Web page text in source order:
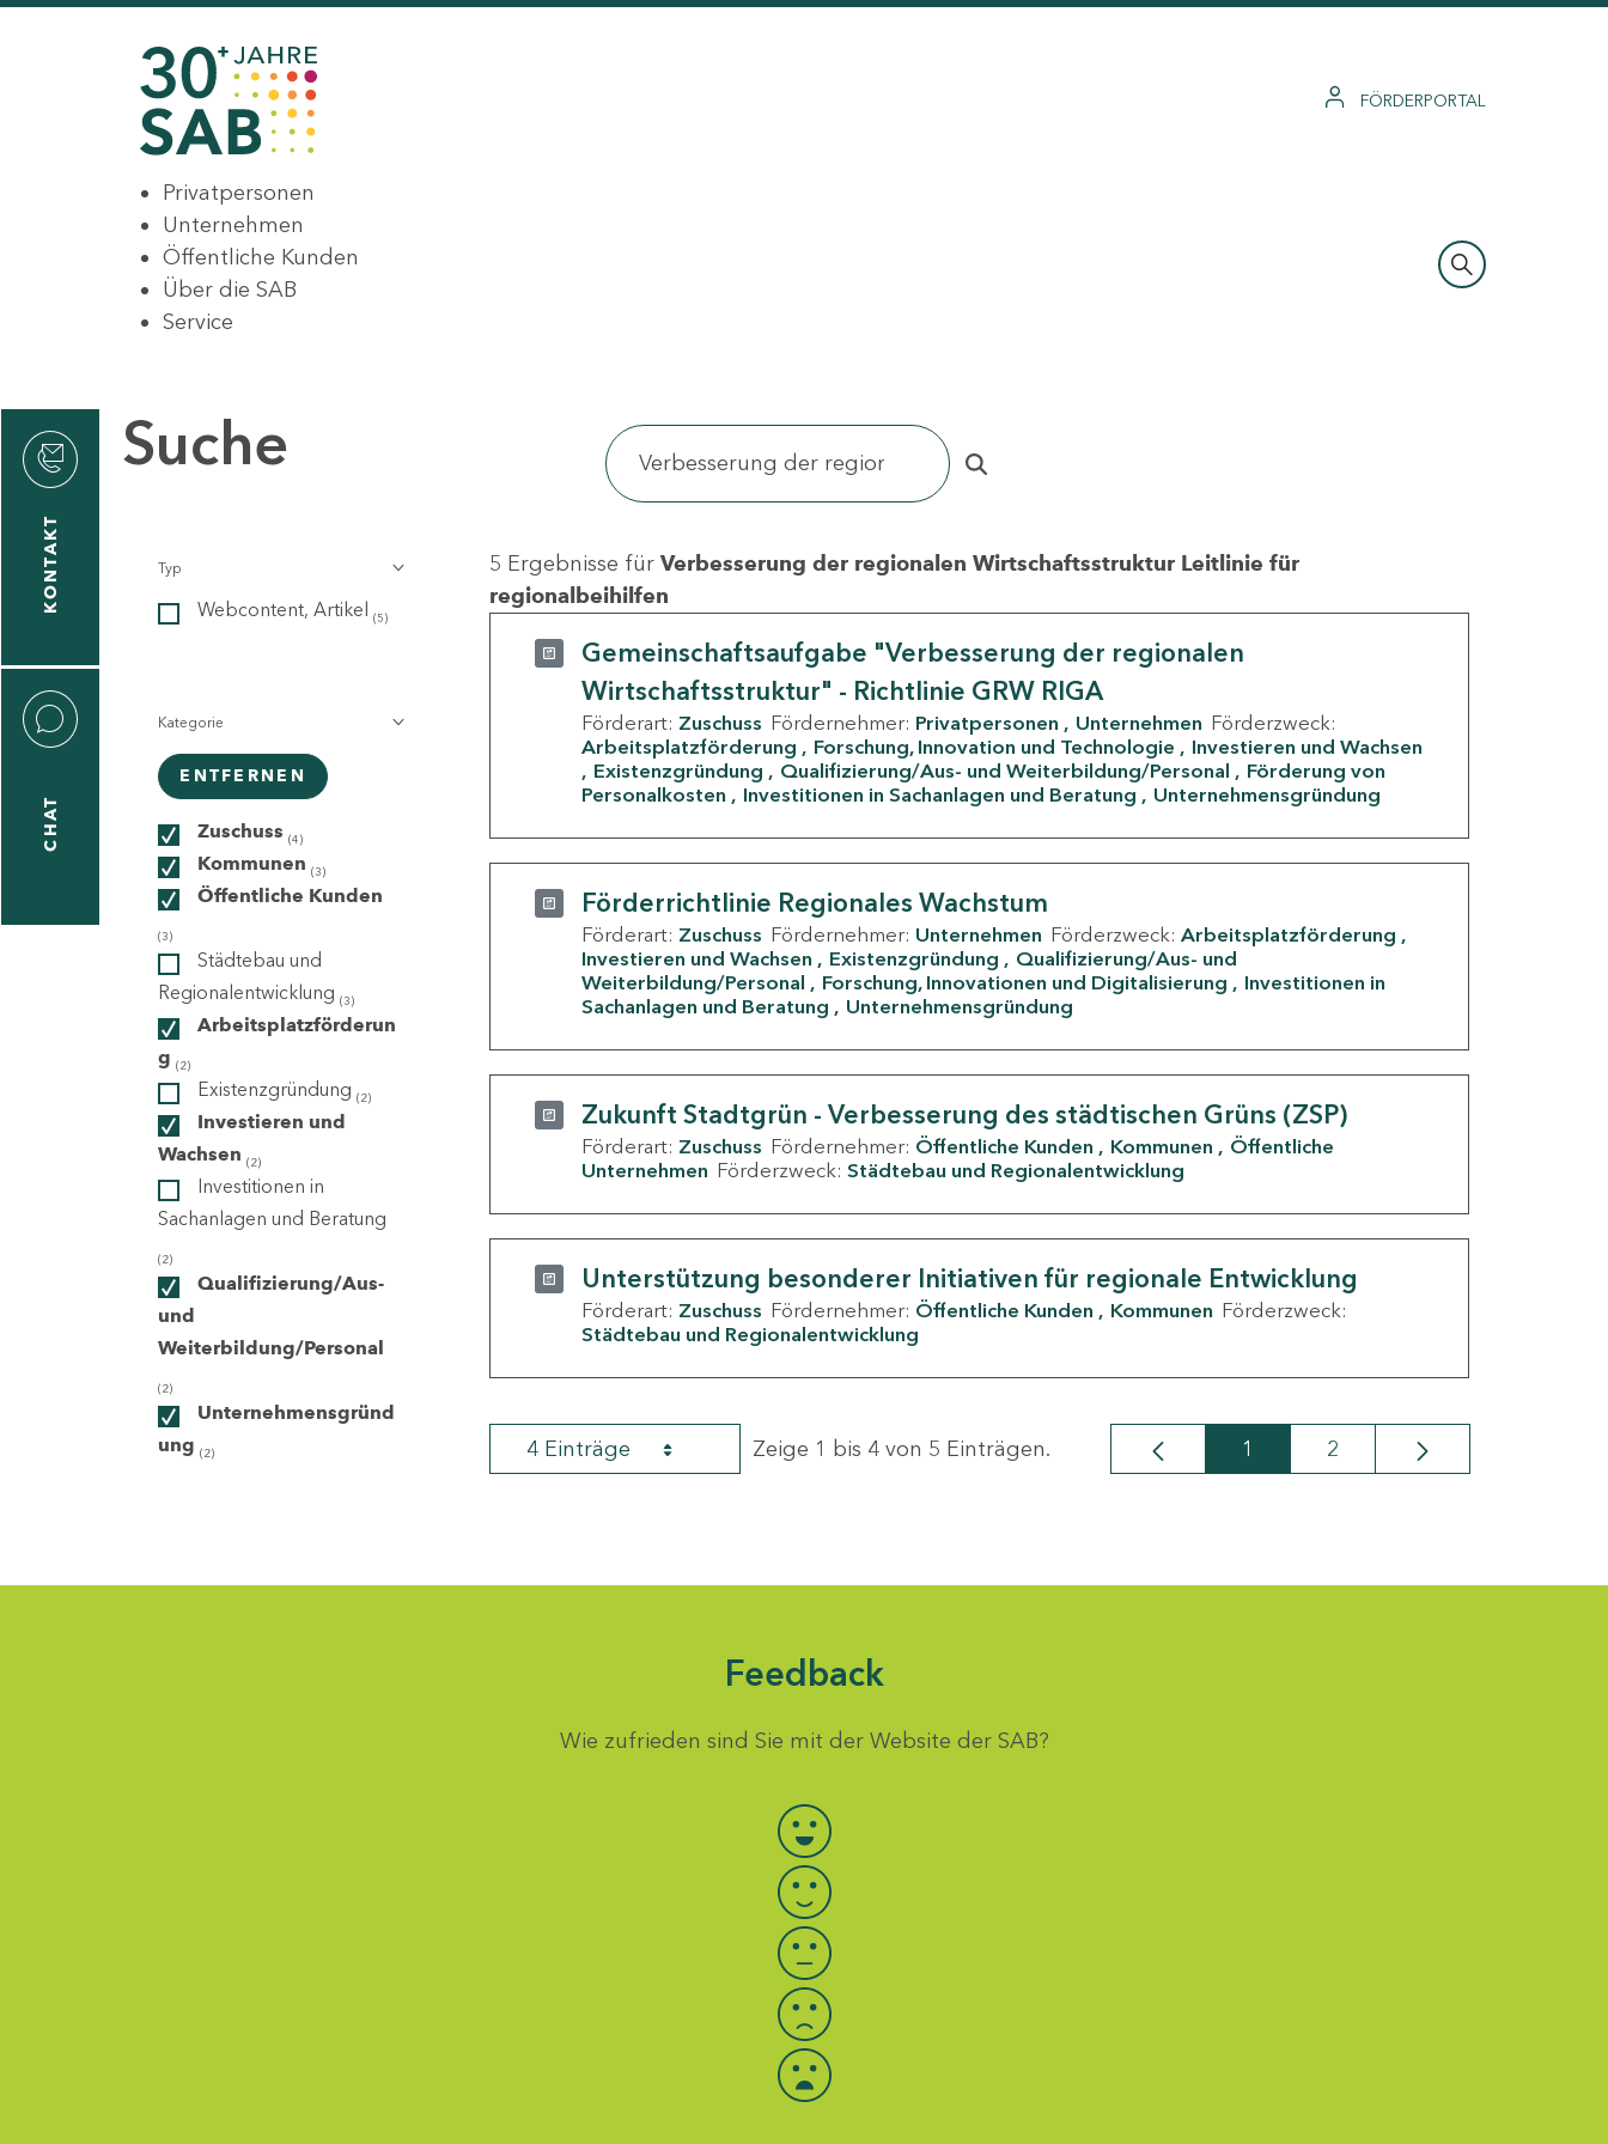
FÖRDERPORTAL
Privatpersonen
Unternehmen
Öffentliche Kunden
Über die SAB
Service
KONTAKT
CHAT
Suche
Typ
Webcontent, Artikel (5)
Kategorie
ENTFERNEN
Zuschuss (4)
Kommunen (3)
Öffentliche Kunden
(3)
Städtebau und
Regionalentwicklung (3)
Arbeitsplatzförderun
g (2)
Existenzgründung (2)
Investieren und
Wachsen (2)
Investitionen in
Sachanlagen und Beratung
(2)
Qualifizierung/Aus-
und
Weiterbildung/Personal
(2)
Unternehmensgründ
ung (2)
5 Ergebnisse für Verbesserung der regionalen Wirtschaftsstruktur Leitlinie für
regionalbeihilfen
Gemeinschaftsaufgabe "Verbesserung der regionalen
Wirtschaftsstruktur" - Richtlinie GRW RIGA
Förderart: Zuschuss Fördernehmer: Privatpersonen Unternehmen Förderzweck:
Arbeitsplatzförderung
Forschung, Innovation und Technologie
Investieren und Wachsen
Existenzgründung
Qualifizierung/Aus- und Weiterbildung/Personal
Förderung von
Personalkosten
Investitionen in Sachanlagen und Beratung Unternehmensgründung
Förderrichtlinie Regionales Wachstum
Förderart: Zuschuss Fördernehmer: Unternehmen Förderzweck: Arbeitsplatzförderung
Investieren und Wachsen
Existenzgründung
Qualifizierung/Aus- und
Weiterbildung/Personal
Forschung, Innovationen und Digitalisierung
Investitionen in
Sachanlagen und Beratung
Unternehmensgründung
Zukunft Stadtgrün - Verbesserung des städtischen Grüns (ZSP)
Förderart: Zuschuss Fördernehmer: Öffentliche Kunden Kommunen
Öffentliche
Unternehmen Förderzweck: Städtebau und Regionalentwicklung
Unterstützung besonderer Initiativen für regionale Entwicklung
Förderart: Zuschuss Fördernehmer: Öffentliche Kunden Kommunen Förderzweck:
Städtebau und Regionalentwicklung
4 Einträge Zeige 1 bis 4 von 5 Einträgen. Seite
1 Seite
2
Feedback
Wie zufrieden sind Sie mit der Website der SAB?
Bewertung auswählen